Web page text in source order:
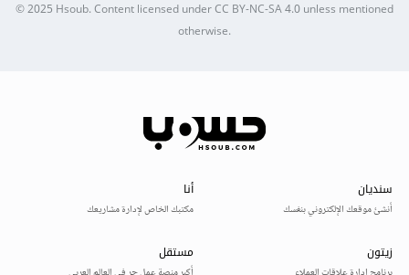
© 2025Hsoub.Content licensed underCC BY-NC-SA 4.0unless mentioned
otherwise.